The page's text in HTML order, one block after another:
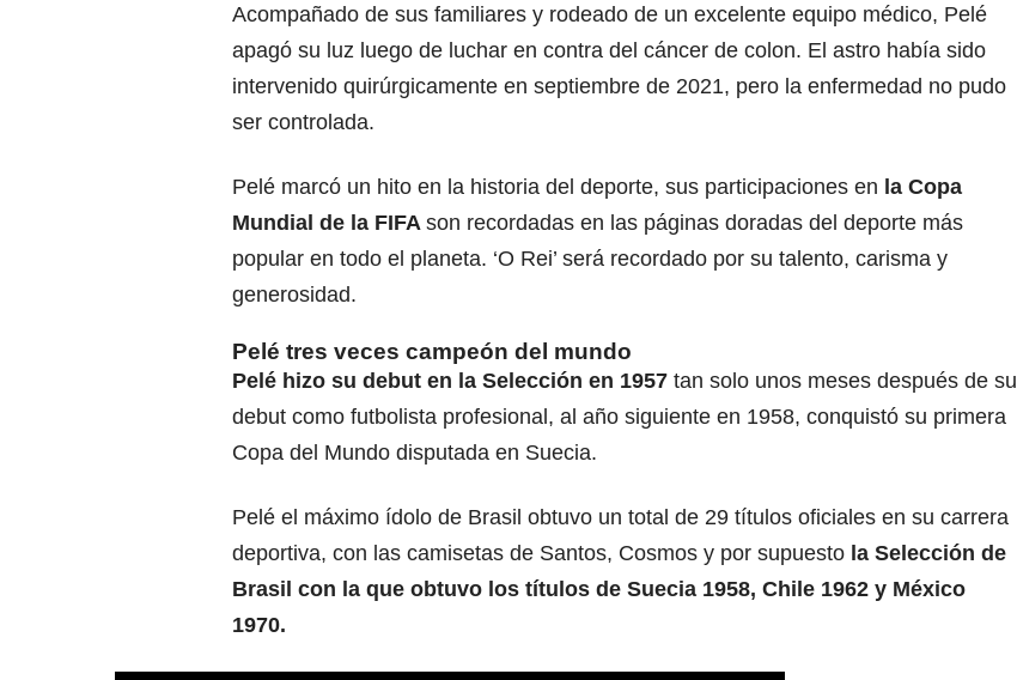
Acompañado de sus familiares y rodeado de un excelente equipo médico, Pelé
apagó su luz luego de luchar en contra del cáncer de colon. El astro había sido
intervenido quirúrgicamente en septiembre de 2021, pero la enfermedad no pudo
ser controlada.
Pelé marcó un hito en la historia del deporte, sus participaciones en la Copa
Mundial de la FIFA son recordadas en las páginas doradas del deporte más
popular en todo el planeta. ‘O Rei’ será recordado por su talento, carisma y
generosidad.
Pelé tres veces campeón del mundo
Pelé hizo su debut en la Selección en 1957 tan solo unos meses después de su
debut como futbolista profesional, al año siguiente en 1958, conquistó su primera
Copa del Mundo disputada en Suecia.
Pelé el máximo ídolo de Brasil obtuvo un total de 29 títulos oficiales en su carrera
deportiva, con las camisetas de Santos, Cosmos y por supuesto la Selección de
Brasil con la que obtuvo los títulos de Suecia 1958, Chile 1962 y México
1970.